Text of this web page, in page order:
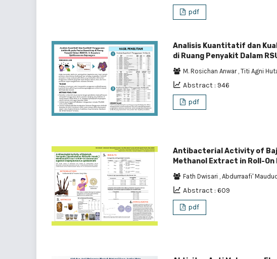
pdf
Analisis Kuantitatif dan
di Ruang Penyakit Dalam
M. Rosichan Anwar Titi Agni
Abstract : 946
pdf
Antibacterial Activity of
Methanol Extract in Roll-
Fath Dwisari Abdurraafi'
Abstract : 609
pdf